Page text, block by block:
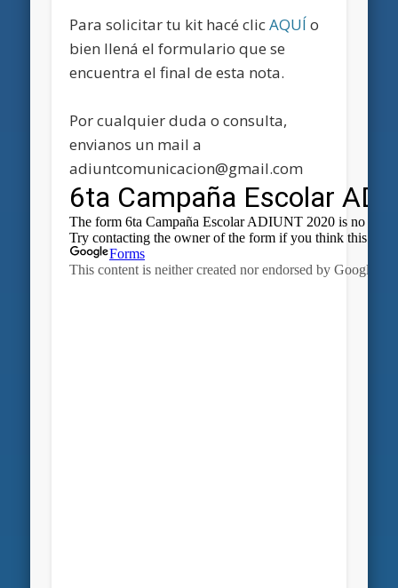
Para solicitar tu kit hacé clicAQUÍo
bien llená el formulario que se
encuentra el final de esta nota.
Por cualquier duda o consulta,
envianos un mail a
adiuntcomunicacion@gmail.com